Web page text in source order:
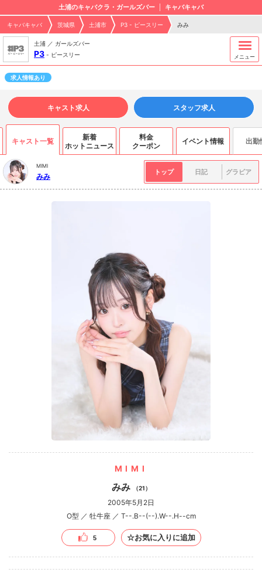
土浦のキャバクラ・ガールズバー キャバキャバ
キャバキャバ 茨城県 土浦市 P3 - ピースリー みみ
土浦 ／ ガールズバー
P3 - ピースリー メニュー
求人情報あり
キャスト求人 スタッフ求人
キャスト一覧
新着
ホットニュース
料金
クーポン
イベント情報 出勤
MIMI
みみ トップ 日記 グラビア
MIMI
みみ （21）
2005年5月2日
O型 ／ 牡牛座 ／ T--.B--(--).W--.H--cm
5 ☆お気に入りに追加